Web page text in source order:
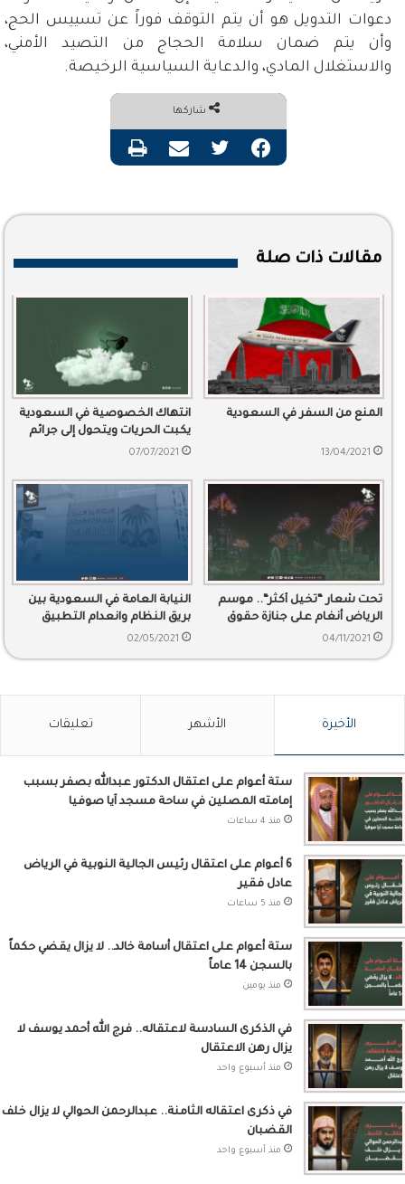
دعوات التدويل هو أن يتم التوقف فوراً عن تسييس الحج،
وأن يتم ضمان سلامة الحجاج من التصيد الأمني،
والاستغلال المادي، والدعاية السياسية الرخيصة.
شاركها
فيسبوك تويتر مشاركة عبر البريد طباعة
مقالات ذات صلة
المنع من السفر في السعودية
13/04/2021
انتهاك الخصوصية في السعودية
يكبت الحريات ويتحول إلى جرائم
07/07/2021
تحت شعار “تخيل أكثر“.. موسم
الرياض أنغام على جنازة حقوق
الإنسان
04/11/2021
النيابة العامة في السعودية بين
بريق النظام وانعدام التطبيق
02/05/2021
الأخيرة الأشهر تعليقات
ستة أعوام على اعتقال الدكتور عبدالله بصفر بسبب
إمامته المصلين في ساحة مسجد آيا صوفيا
منذ 4 ساعات
6 أعوام على اعتقال رئيس الجالية النوبية في الرياض
عادل فقير
منذ 5 ساعات
ستة أعوام على اعتقال أسامة خالد.. لا يزال يقضي حكماً
بالسجن 14 عاماً
منذ يومين
في الذكرى السادسة لاعتقاله.. فرج الله أحمد يوسف لا
يزال رهن الاعتقال
منذ أسبوع واحد
في ذكرى اعتقاله الثامنة.. عبدالرحمن الحوالي لا يزال خلف
القضبان
منذ أسبوع واحد